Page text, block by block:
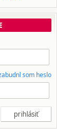
som heslo